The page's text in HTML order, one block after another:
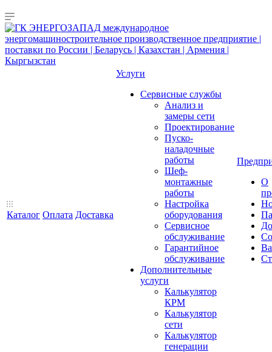
Каталог Оплата Доставка
Услуги
Сервисные службы
Анализ и
замеры сети
Проектирование
Пуско-
наладочные
работы
Шеф-
монтажные
работы
Настройка
оборудования
Сервисное
обслуживание
Гарантийное
обслуживание
Дополнительные
услуги
Калькулятор
КРМ
Калькулятор
сети
Калькулятор
генерации
О